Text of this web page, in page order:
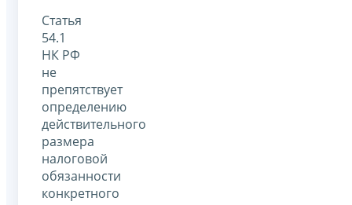
Статья
54.1
НК РФ
не
препятствует
определению
действительного
размера
налоговой
обязанности
конкретного